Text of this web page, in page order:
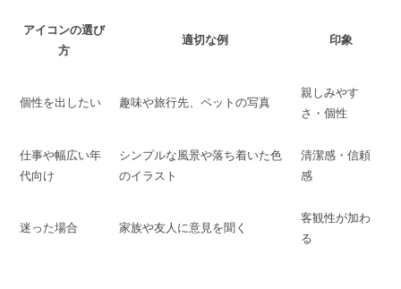
アイコンの選び
方
適切な例 印象
個性を出したい 趣味や旅行先、ペットの写真
親しみやす
さ・個性
仕事や幅広い年
代向け
シンプルな風景や落ち着いた色
のイラスト
清潔感・信頼
感
迷った場合 家族や友人に意見を聞く
客観性が加わ
る